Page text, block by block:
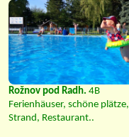
Rožnov pod Radh. 4B
Ferienhäuser, schöne plätze,
Strand, Restaurant..